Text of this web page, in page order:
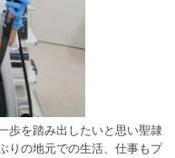
歩を踏み出したいと思い聖隷
りの地元での生活、仕事もプ